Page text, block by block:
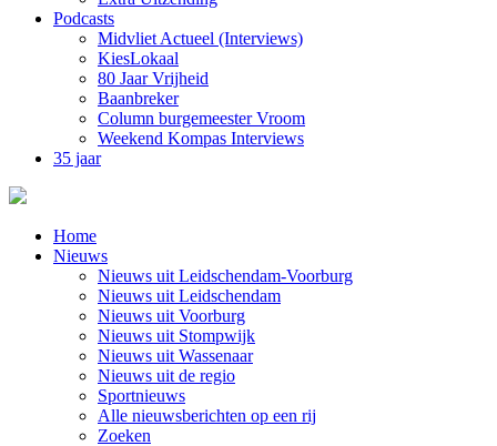
Podcasts
Midvliet Actueel (Interviews)
KiesLokaal
80 Jaar Vrijheid
Baanbreker
Column burgemeester Vroom
Weekend Kompas Interviews
35 jaar
Home
Nieuws
Nieuws uit Leidschendam-Voorburg
Nieuws uit Leidschendam
Nieuws uit Voorburg
Nieuws uit Stompwijk
Nieuws uit Wassenaar
Nieuws uit de regio
Sportnieuws
Alle nieuwsberichten op een rij
Zoeken